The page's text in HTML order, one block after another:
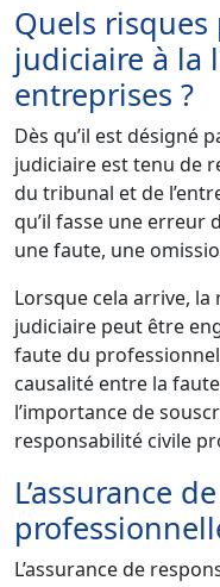
Quels
judiciaire à la
entreprises ?
Dès qu’il est désigné
judiciaire est tenu de
du tribunal et de
qu’il fasse une erreur
une faute, une
Lorsque cela arrive,
judiciaire peut être
faute du
causalité entre la
l’importance de
responsabilité civile
L’assurance
L’assurance de